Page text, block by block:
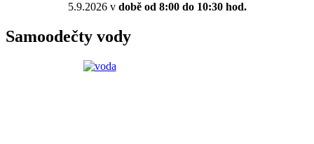
5.9.2026 vdobě od 8:00 do 10:30 hod.
Samoodečty vody